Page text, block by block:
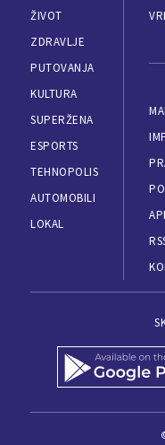
ŽIVOT
ZDRAVLJE
PUTOVANJA
KULTURA
SUPERŽENA
ESPORTS
TEHNOPOLIS
AUTOMOBILI
LOKAL